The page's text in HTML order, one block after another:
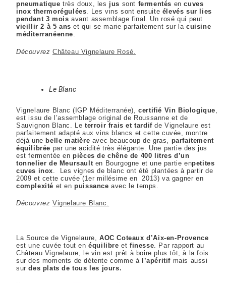
pneumatique très doux, les jus sont fermentés en cuves
inox thermorégulées. Les vins sont ensuite élevés sur lies
pendant 3 mois avant assemblage final. Un rosé qui peut
vieillir 2 à 5 ans et qui se marie parfaitement sur lacuisine
méditerranéenne.
Découvrez Château Vignelaure Rosé.
Le Blanc
Vignelaure Blanc (IGP Méditerranée),certifié Vin Biologique
est issu de l’assemblage original de Roussanne et de
Sauvignon Blanc. Le terroir frais et tardifde Vignelaure est
parfaitement adapté aux vins blancs et cette cuvée, montre
déjà une belle matière avec beaucoup de gras, parfaitement
équilibrée par une acidité très élégante. Une partie des jus
est fermentée enpièces de chêne de 400 litres d’un
tonnelier de Meursault en Bourgogne et une partie enpetites
cuves inox . Les vignes de blanc ont été plantées à partir de
2009 et cette cuvée (1er millésime en 2013) va gagner en
complexité et enpuissanceavec le temps.
Découvrez Vignelaure Blanc.
La Source de Vignelaure, AOC Coteaux d’Aix-en-Provence
est une cuvée tout enéquilibre etfinesse. Par rapport au
Château Vignelaure, le vin est prêt à boire plus tôt, à la fois
sur des moments de détente comme à
l’apéritif mais aussi
surdes plats de tous les jours.